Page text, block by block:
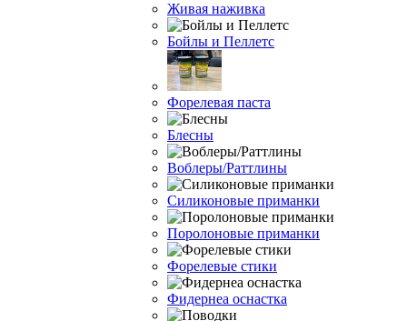
Живая наживка
Бойлы и Пеллетс
Форелевая паста
Блесны
Воблеры/Раттлины
Силиконовые приманки
Поролоновые приманки
Форелевые стики
Фидернеа оснастка